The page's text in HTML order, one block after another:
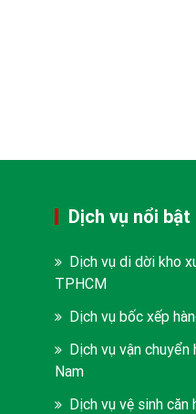
Dịch vụ nổi bật
Dịch vụ di dời kho
TPHCM
Dịch vụ bốc xếp
Dịch vụ vận chuyển
Nam
Dịch vụ vệ sinh